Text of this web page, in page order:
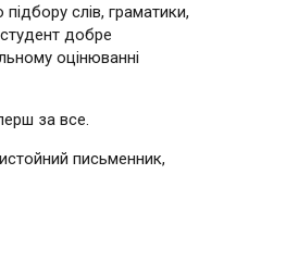
слів, граматики,
студент добре
оцінюванні
за все.
письменник,